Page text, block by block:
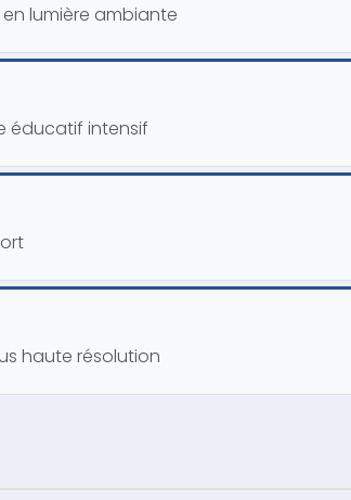
lumière ambiante
éducatif intensif
haute résolution